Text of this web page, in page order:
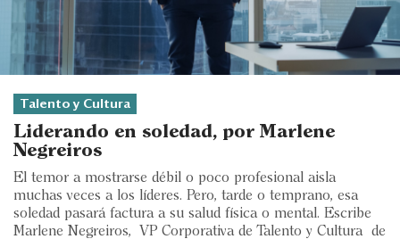
Management
Economía y Finanzas
Legal y Política
Eventos
Blogs
Ranking CEO
Talento y Cultura
Liderando en soledad, por Marlene
Negreiros
El temor a mostrarse débil o poco profesional aisla
muchas veces a los líderes. Pero, tarde o temprano, esa
soledad pasará factura a su salud física o mental. Escribe
Marlene Negreiros, VP Corporativa de Talento y Cultura de